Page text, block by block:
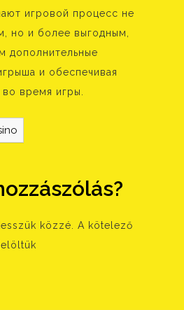
игровой процесс не
но и более выгодным,
дополнительные
и обеспечивая
время игры.
közzé.
A kötelező